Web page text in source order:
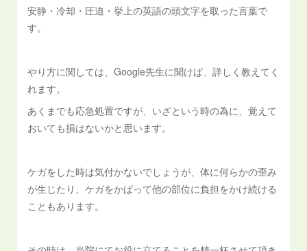
安静・冷却・圧迫・挙上の英語の頭文字を取った言葉で
す。
やり方に関しては、Google先生に聞けば、詳しく教えてく
れます。
あくまでも応急処置ですが、いざという時の為に、覚えて
おいても損はないかと思います。
ケガをした時は気付かないでしょうが、体に何らかの歪み
が生じたり、ケガをかばって他の部位に負担をかけ続ける
こともあります。